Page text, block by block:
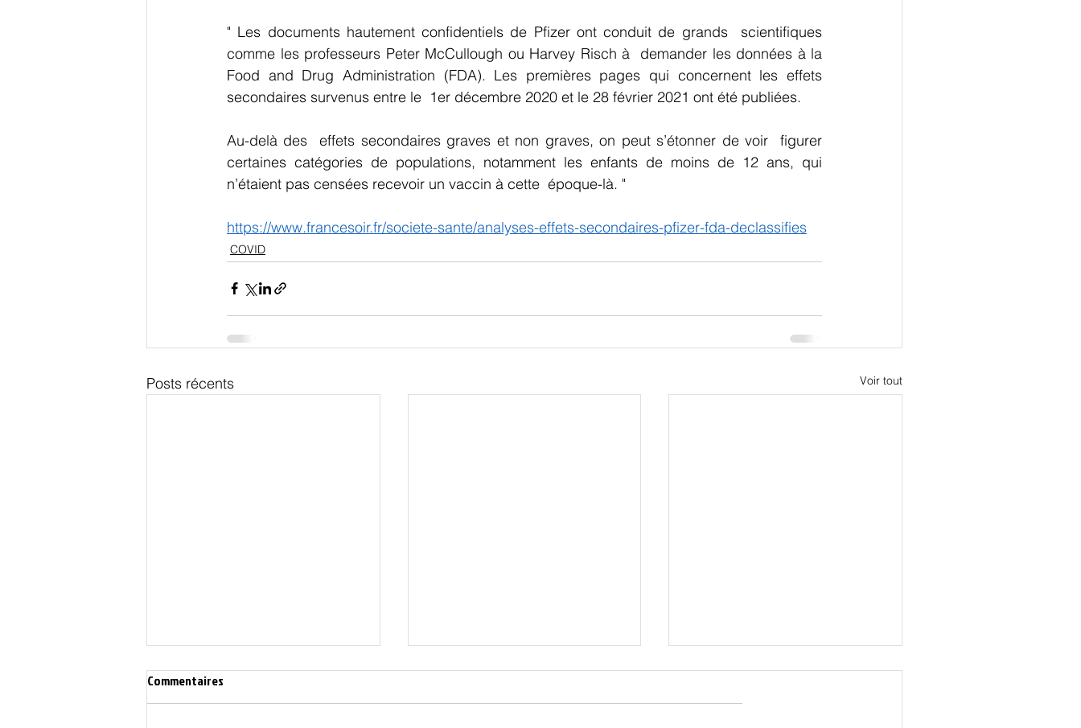
" Les documents hautement confidentiels de Pfizer ont conduit de grands  scientifiques
comme les professeurs Peter McCullough ou Harvey Risch à  demander les données à la
Food and Drug Administration (FDA). Les premières pages qui concernent les effets
secondaires survenus entre le  1er décembre 2020 et le 28 février 2021 ont été publiées.
Au-delà des  effets secondaires graves et non graves, on peut s’étonner de voir  figurer
certaines catégories de populations, notamment les enfants de moins de 12 ans, qui
n’étaient pas censées recevoir un vaccin à cette  époque-là. "
https://www.francesoir.fr/societe-sante/analyses-effets-secondaires-pfizer-fda-declassifies
COVID
Posts récents Voir tout
Commentaires